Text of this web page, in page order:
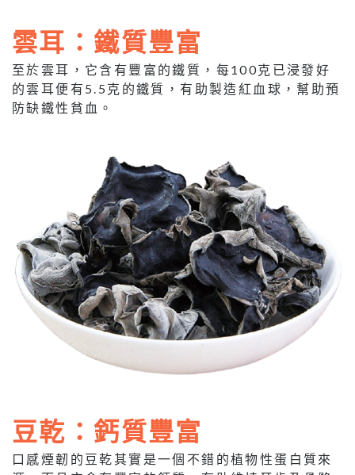
雲耳：鐵質豐富
至於雲耳，它含有豐富的鐵質，每100克已浸發好
的雲耳便有5.5克的鐵質，有助製造紅血球，幫助預
防缺鐵性貧血。
豆乾：鈣質豐富
口感煙韌的豆乾其實是一個不錯的植物性蛋白質來